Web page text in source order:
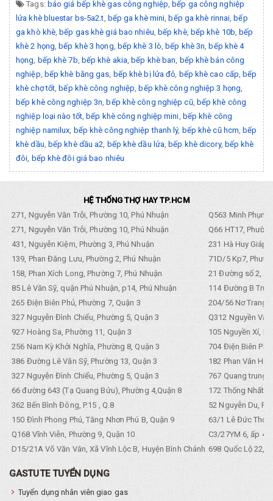
Tags: báo giá bếp khè gas công nghiệp ,bếp ga công nghiệp
lửa khè bluestar bs-5a2.t bếp ga khè mini ,bếp ga khè rinnai ,bếp
ga khò khè ,bếp gas khè giá bao nhiêu bếp khè, bếp khè 10b ,bếp
khè 2 họng ,bếp khè 3 họng bếp khè 3 lò ,bếp khè 3n ,bếp khè 4
họng bếp khè 7b bếp khè akia ,bếp khè ban bếp khè bán công
nghiệp bếp khè bằng gas bếp khè bị lửa đỏ bếp khè cao cấp ,bếp
khè chợ tốt ,bếp khè công nghiệp ,bếp khè công nghiệp 3 họng
bếp khè công nghiệp 3n ,bếp khè công nghiệp cũ, bếp khè công
nghiệp loại nào tốt,bếp khè công nghiệp mini bếp khè công
nghiệp namilux bếp khè công nghiệp thanh lý, bếp khè cũ hcm ,bếp
khè dầu bếp khè dầu a2 bếp khè dầu lửa ,bếp khè dicory, bếp khè
đôi bếp khè đôi giá bao nhiêu
HỆ THỐNG THỢ HAY TP.HCM
271, Nguyễn Văn Trỗi, Phường 10, Phú Nhuận
Q563 Minh
271, Nguyễn Văn Trỗi, Phường 10, Phú Nhuận
Q66 HT17,
431, Nguyễn Kiệm, Phường 3, Phú Nhuận
231 Hà Huy Giáp,
139, Phan Đăng Lưu, Phường 2, Phú Nhuận
71D/5 Kp7,
158, Phan Xích Long, Phường 7, Phú Nhuận
21 Đường số 2,
85 Lê Văn Sỹ, quận Phú Nhuận, p14, Phú Nhuận
114 Đường B
265 Điện Biên Phủ, Phường 7, Quận 3
204/56 Nơ Trang
327 Nguyễn Đình Chiểu, Phường 5, Quận 3
Q312 Nguyền
927 Hoàng Sa, Phường 11, Quận 3
105 Nguyền Xí,
256 Nam Kỳ Khởi Nghĩa, Phường 8, Quận 3
704 Điện Biên
386 Đường Lê Văn Sỹ, Phường 13, Quận 3
182 Phan Văn
327 Nguyễn Đình Chiểu, Phường 5, Quận 3
767 Quang trung,
66 đường 643 (Tạ Quang Bửu), Phường 4,Quận 8
172 Thống Nhất.
362 Bến Bình Đông, P.15 , Q.8
52 Nguyễn Du,
150 Đình Phong Phú, Tăng Nhơn Phú B, Quận 9
63/1 Lê Đức Thọ,
Q168 Vĩnh Viễn, Phường 9, Quận 10
C3/27YM 6, ấp 4,
D15/21A Võ Văn Vân, Xã Vĩnh Lộc B, Huyện Bình Chánh 698 Quốc Lộ 22,
GASTUTE TUYỂN DỤNG
Tuyển dụng nhân viên giao gas